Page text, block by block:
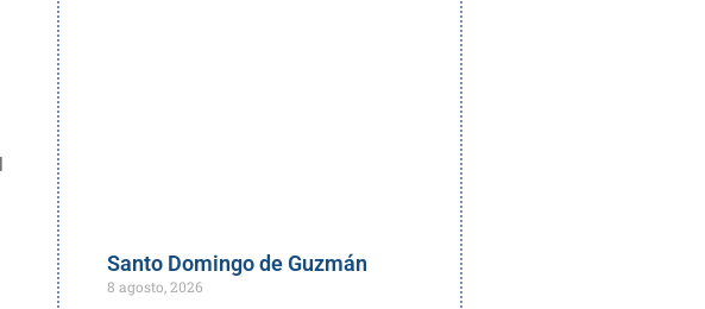
Santo Domingo de Guzmán
8 agosto, 2026